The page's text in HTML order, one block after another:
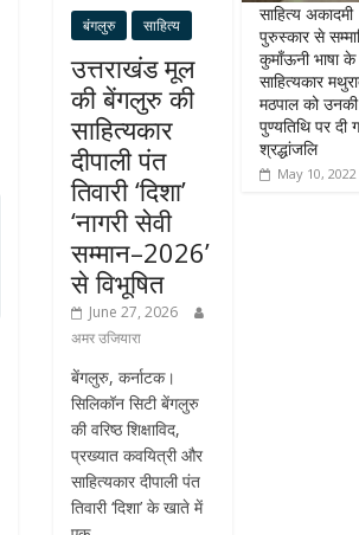
बंगलुरु साहित्य
उत्तराखंड मूल
की बेंगलुरु की
साहित्यकार
दीपाली पंत
तिवारी ‘दिशा’
‘नागरी सेवी
सम्मान–2026’
से विभूषित
June 27, 2026
अमर उजियारा
बेंगलुरु, कर्नाटक।
सिलिकॉन सिटी बेंगलुरु
की वरिष्ठ शिक्षाविद,
प्रख्यात कवयित्री और
साहित्यकार दीपाली पंत
तिवारी ‘दिशा’ के खाते में
साहित्य अकादमी
पुरुस्कार से
कुमाँऊनी भाषा के
साहित्यकार
मठपाल को
पुण्यतिथि पर दी
श्रद्धांजलि
May 10, 2022